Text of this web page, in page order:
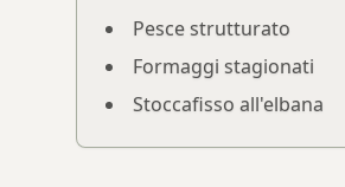
Pesce strutturato
Formaggi stagionati
Stoccafisso all'elbana